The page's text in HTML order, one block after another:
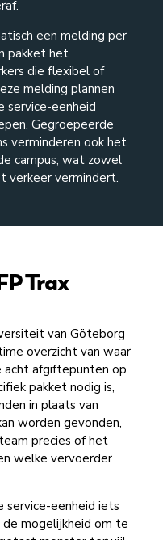
een melding per
pakket het
die flexibel of
melding plannen
service-eenheid
Gegroepeerde
verminderen ook het
campus, wat zowel
verkeer vermindert.
Trax
van Göteborg
overzicht van waar
acht afgiftepunten op
pakket nodig is,
in plaats van
worden gevonden,
precies of het
welke vervoerder
eenheid iets
mogelijkheid om te